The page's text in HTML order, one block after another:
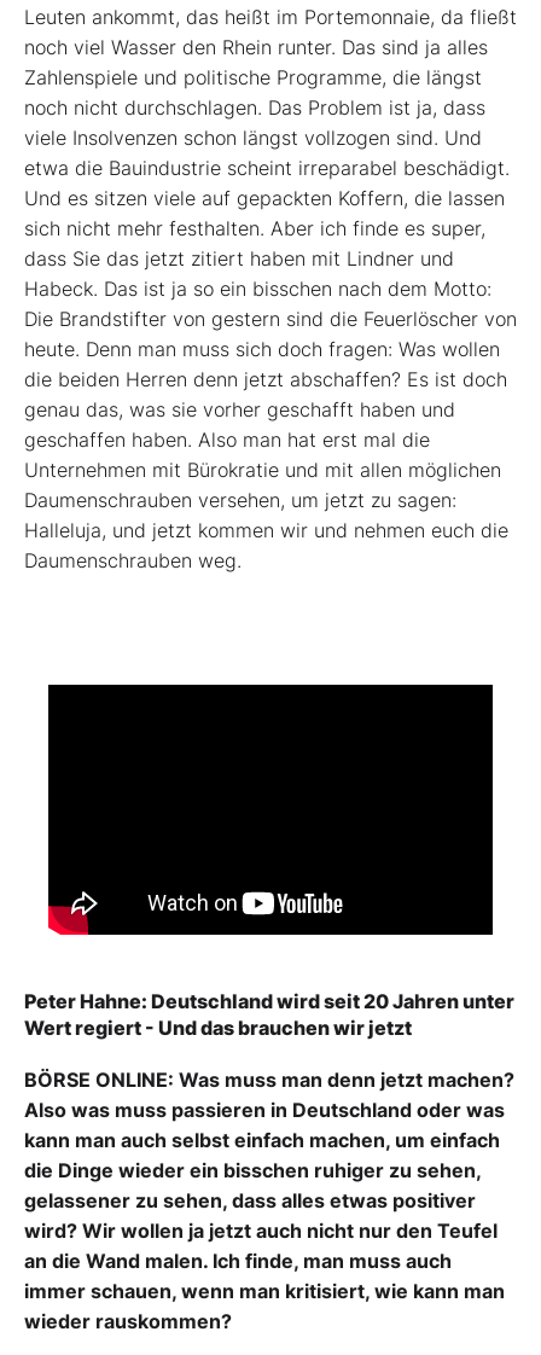
Leuten ankommt, das heißt im Portemonnaie, da fließt
noch viel Wasser den Rhein runter. Das sind ja alles
Zahlenspiele und politische Programme, die längst
noch nicht durchschlagen. Das Problem ist ja, dass
viele Insolvenzen schon längst vollzogen sind. Und
etwa die Bauindustrie scheint irreparabel beschädigt.
Und es sitzen viele auf gepackten Koffern, die lassen
sich nicht mehr festhalten. Aber ich finde es super,
dass Sie das jetzt zitiert haben mit Lindner und
Habeck. Das ist ja so ein bisschen nach dem Motto:
Die Brandstifter von gestern sind die Feuerlöscher von
heute. Denn man muss sich doch fragen: Was wollen
die beiden Herren denn jetzt abschaffen? Es ist doch
genau das, was sie vorher geschafft haben und
geschaffen haben. Also man hat erst mal die
Unternehmen mit Bürokratie und mit allen möglichen
Daumenschrauben versehen, um jetzt zu sagen:
Halleluja, und jetzt kommen wir und nehmen euch die
Daumenschrauben weg.
Peter Hahne: Deutschland wird seit 20 Jahren unter
Wert regiert - Und das brauchen wir jetzt
BÖRSE ONLINE: Was muss man denn jetzt machen?
Also was muss passieren in Deutschland oder was
kann man auch selbst einfach machen, um einfach
die Dinge wieder ein bisschen ruhiger zu sehen,
gelassener zu sehen, dass alles etwas positiver
wird? Wir wollen ja jetzt auch nicht nur den Teufel
an die Wand malen. Ich finde, man muss auch
immer schauen, wenn man kritisiert, wie kann man
wieder rauskommen?